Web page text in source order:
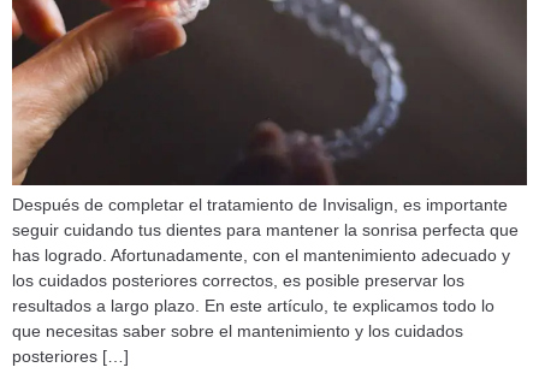
Después de completar el tratamiento de Invisalign, es importante
seguir cuidando tus dientes para mantener la sonrisa perfecta que
has logrado. Afortunadamente, con el mantenimiento adecuado y
los cuidados posteriores correctos, es posible preservar los
resultados a largo plazo. En este artículo, te explicamos todo lo
que necesitas saber sobre el mantenimiento y los cuidados
posteriores […]